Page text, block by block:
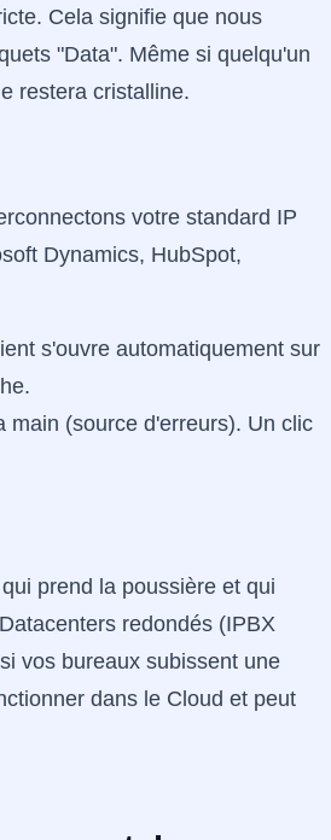
Cela signifie que nous
"Data". Même si quelqu'un
restera cristalline.
votre standard IP
Dynamics, HubSpot,
s'ouvre automatiquement sur
main (source d'erreurs). Un clic
prend la poussière et qui
redondés (IPBX
vos bureaux subissent une
dans le Cloud et peut